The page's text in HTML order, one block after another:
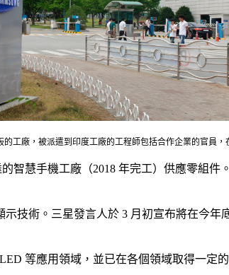
工廠，被派遣到印度工廠的工程師包括合作企業的官員
智慧手機工廠（2018 年完工）供應零組
技術。三星發言人於 3 月初宣布將在今
等應用領域，並已在各個領域取得一定